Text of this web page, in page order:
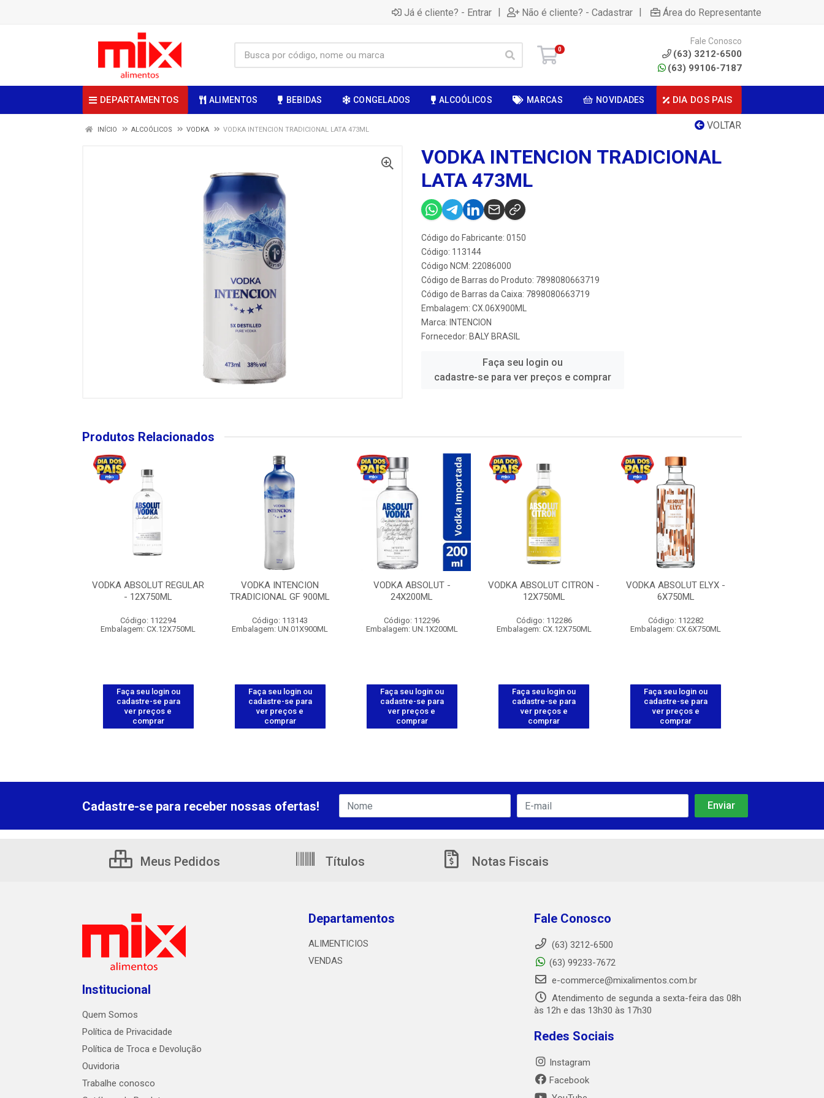
Já é cliente? - Entrar | Não é cliente? - Cadastrar | Área do Representante
0
Fale Conosco
(63) 3212-6500
(63) 99106-7187
DEPARTAMENTOS ALIMENTOS BEBIDAS CONGELADOS ALCOÓLICOS MARCAS NOVIDADES DIA DOS PAIS
VOLTAR
INÍCIO ALCOÓLICOS VODKA VODKA INTENCION TRADICIONAL LATA 473ML
VODKA INTENCION TRADICIONAL
LATA 473ML
Código do Fabricante: 0150
Código: 113144
Código NCM: 22086000
Código de Barras do Produto: 7898080663719
Código de Barras da Caixa: 7898080663719
Embalagem: CX.06X900ML
Marca: INTENCION
Fornecedor: BALY BRASIL
Faça seu login ou
cadastre-se para ver preços e comprar
Produtos Relacionados
VODKA ABSOLUT REGULAR
- 12X750ML
Código: 112294
Embalagem: CX.12X750ML
Faça seu login ou
cadastre-se para
ver preços e
comprar
VODKA INTENCION
TRADICIONAL GF 900ML
Código: 113143
Embalagem: UN.01X900ML
Faça seu login ou
cadastre-se para
ver preços e
comprar
VODKA ABSOLUT -
24X200ML
Código: 112296
Embalagem: UN.1X200ML
Faça seu login ou
cadastre-se para
ver preços e
comprar
VODKA ABSOLUT CITRON -
12X750ML
Código: 112286
Embalagem: CX.12X750ML
Faça seu login ou
cadastre-se para
ver preços e
comprar
VODKA ABSOLUT ELYX -
6X750ML
Código: 112282
Embalagem: CX.6X750ML
Faça seu login ou
cadastre-se para
ver preços e
comprar
Cadastre-se para receber nossas ofertas!
Meus Pedidos Títulos Notas Fiscais
Institucional
Quem Somos
Política de Privacidade
Política de Troca e Devolução
Ouvidoria
Trabalhe conosco
Departamentos
ALIMENTICIOS
VENDAS
Fale Conosco
(63) 3212-6500
(63) 99233-7672
e-commerce@mixalimentos.com.br
Atendimento de segunda a sexta-feira das 08h
às 12h e das 13h30 às 17h30
Redes Sociais
Instagram
Facebook